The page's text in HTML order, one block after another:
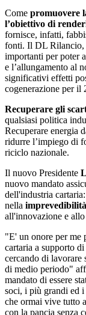
Come promuovere
l’obiettivo di
fornisce, infatti,
fonti. Il DL Rilancio,
importanti per poter
e l’allungamento al
significativi effetti
cogenerazione per il
Recuperare gli
qualsiasi politica
Recuperare energia
ridurre l’impiego di
riciclo nazionale.
Il nuovo Presidente
nuovo mandato
dell'industria cartaria:
nella
all'innovazione e
"E' un onore per me
cartaria a supporto
cercando di lavorare
di medio periodo"
mandato di essere
soci, i più grandi ed
che ormai vive tutto
con la pancia senza